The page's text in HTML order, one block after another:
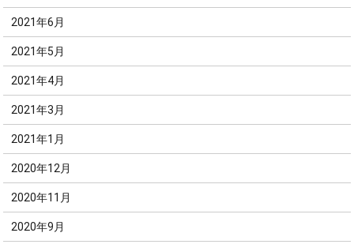
2021年6月
2021年5月
2021年4月
2021年3月
2021年1月
2020年12月
2020年11月
2020年9月